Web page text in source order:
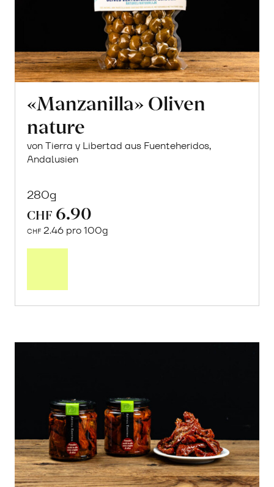
«Manzanilla» Oliven
nature
von Tierra y Libertad aus Fuenteheridos,
Andalusien
280g
CHF 6.90
CHF 2.46 pro 100g